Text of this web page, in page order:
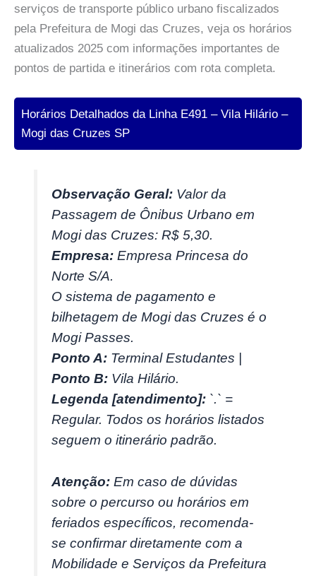
serviços de transporte público urbano fiscalizados
pela Prefeitura de Mogi das Cruzes, veja os horários
atualizados 2025 com informações importantes de
pontos de partida e itinerários com rota completa.
Horários Detalhados da Linha E491 – Vila Hilário –
Mogi das Cruzes SP
Observação Geral: Valor da
Passagem de Ônibus Urbano em
Mogi das Cruzes: R$ 5,30.
Empresa: Empresa Princesa do
Norte S/A.
O sistema de pagamento e
bilhetagem de Mogi das Cruzes é o
Mogi Passes.
Ponto A: Terminal Estudantes |
Ponto B: Vila Hilário.
Legenda [atendimento]: `.` =
Regular. Todos os horários listados
seguem o itinerário padrão.
Atenção: Em caso de dúvidas
sobre o percurso ou horários em
feriados específicos, recomenda-
se confirmar diretamente com a
Mobilidade e Serviços da Prefeitura